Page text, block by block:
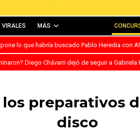
VIRALES MÁS
lo que habría buscado Pablo Heredia con
Diego Chávarri dejó de seguir a
preparativos
disco